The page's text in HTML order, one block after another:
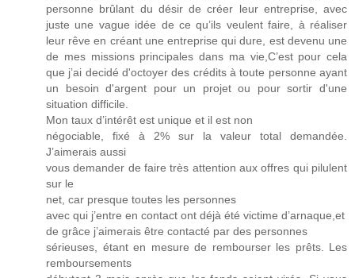
personne brûlant du désir de créer leur entreprise, avec
juste une vague idée de ce qu’ils veulent faire, à réaliser
leur rêve en créant une entreprise qui dure, est devenu une
de mes missions principales dans ma vie,C’est pour cela
que j’ai decidé d'octoyer des crédits à toute personne ayant
un besoin d'argent pour un projet ou pour sortir d'une
situation difficile.
Mon taux d’intérêt est unique et il est non
négociable, fixé à 2% sur la valeur total demandée.
J’aimerais aussi
vous demander de faire très attention aux offres qui pilulent
sur le
net, car presque toutes les personnes
avec qui j’entre en contact ont déjà été victime d’arnaque,et
de grâce j’aimerais être contacté par des personnes
sérieuses, étant en mesure de rembourser les prêts. Les
remboursements